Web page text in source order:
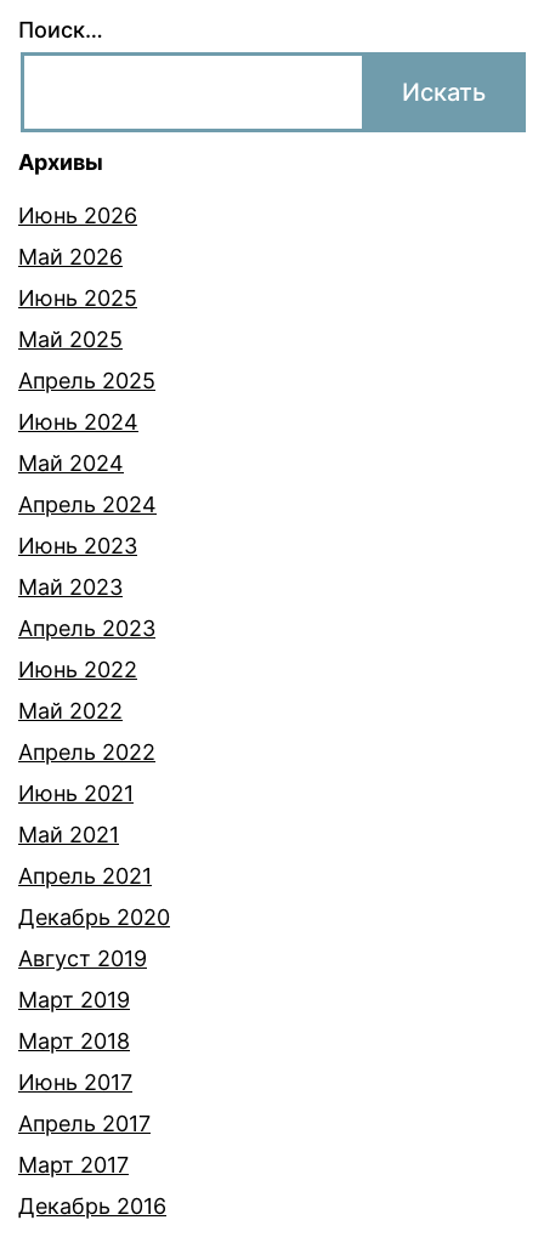
Поиск…
Архивы
Июнь 2026
Май 2026
Июнь 2025
Май 2025
Апрель 2025
Июнь 2024
Май 2024
Апрель 2024
Июнь 2023
Май 2023
Апрель 2023
Июнь 2022
Май 2022
Апрель 2022
Июнь 2021
Май 2021
Апрель 2021
Декабрь 2020
Август 2019
Март 2019
Март 2018
Июнь 2017
Апрель 2017
Март 2017
Декабрь 2016